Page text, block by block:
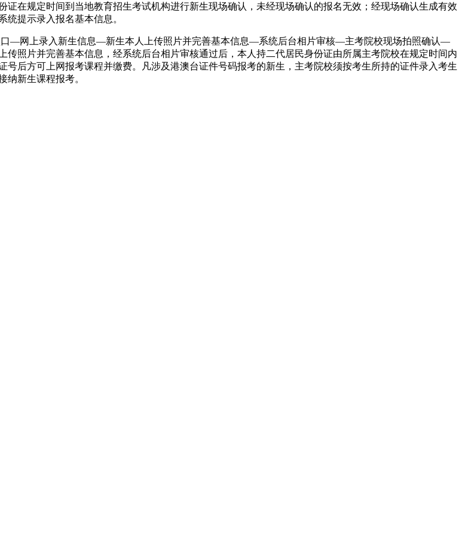
在规定时间到当地教育招生考试机构进行新生现场确认，未经现场确认的报名无效；经现场确认生成有效
提示录入报名基本信息。
口—网上录入新生信息—新生本人上传照片并完善基本信息—系统后台相片审核—主考院校现场拍照确认—
照片并完善基本信息，经系统后台相片审核通过后，本人持二代居民身份证由所属主考院校在规定时间内
后方可上网报考课程并缴费。凡涉及港澳台证件号码报考的新生，主考院校须按考生所持的证件录入考生
纳新生课程报考。